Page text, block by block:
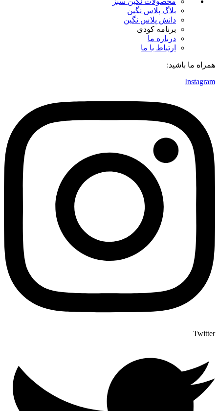
بلاگ پلاس نگین
دانش پلاس نگین
برنامه کودی
درباره ما
ارتباط با ما
همراه ما باشید:
Instagram
Twitter